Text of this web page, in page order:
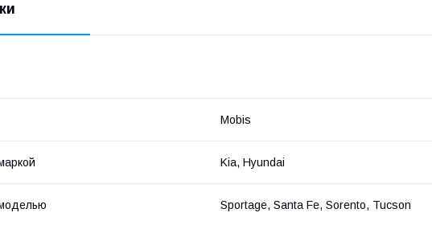
Mobis
Kia, Hyundai
Sportage, Santa Fe, Sorento, Tucson